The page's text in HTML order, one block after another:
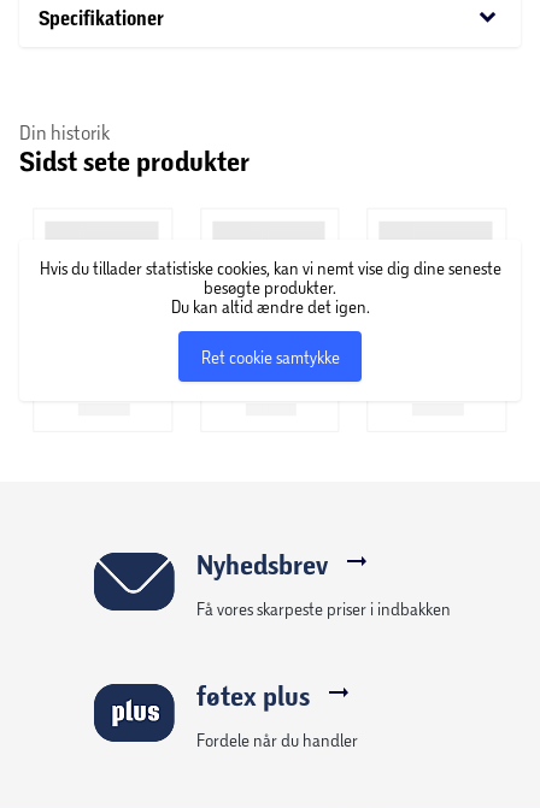
Specifikationer keyboard_arrow_down
Din historik
Sidst sete produkter
Hvis du tillader statistiske cookies, kan vi nemt vise dig dine seneste
besøgte produkter.
Du kan altid ændre det igen.
Ret cookie samtykke
Nyhedsbrev
Få vores skarpeste priser i indbakken
føtex plus
Fordele når du handler